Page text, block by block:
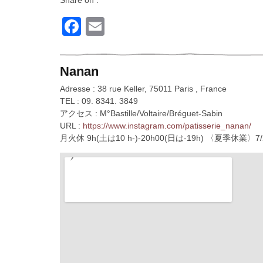
Facebook
Nanan
Adresse : 38 rue Keller, 75011 Paris , France
TEL : 09. 8341. 3849
アクセス : M°Bastille/Voltaire/Bréguet-Sabin
URL : https://www.instagram.com/patisserie_nanan/
月火休 9h(土は10 h-)-20h00(日は-19h) 〈夏季休業〉